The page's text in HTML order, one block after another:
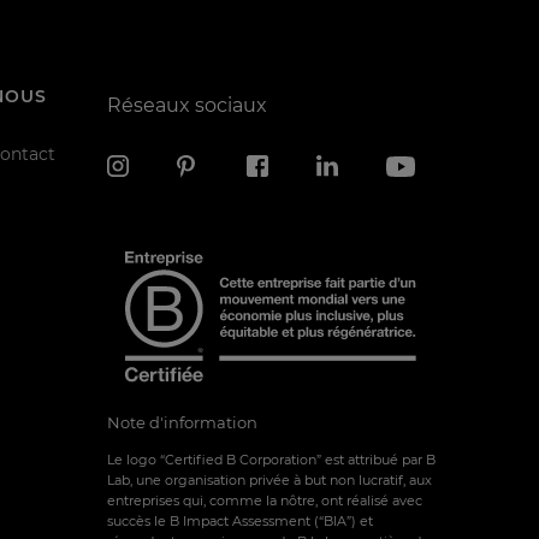
Réseaux sociaux
Note d'information
Le logo “Certified B Corporation” est attribué par B
Lab, une organisation privée à but non lucratif, aux
entreprises qui, comme la nôtre, ont réalisé avec
succès le B Impact Assessment (“BIA”) et